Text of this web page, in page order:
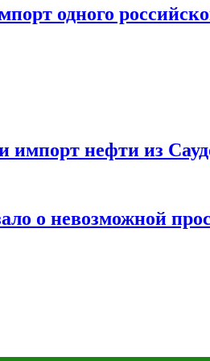
одного
нефти из
о невозможной